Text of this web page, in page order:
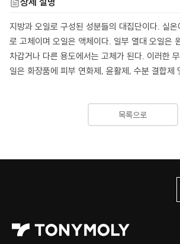
지방과 오일로 구성된 성분들의 대집단이다. 실온
로 고체이며 오일은 액체이다. 일부 열대 오일은
차갑거나 다른 용도에서는 고체가 된다. 이러한
일은 화장품에 피부 연화제, 윤활제, 수분 결합제
목록으로